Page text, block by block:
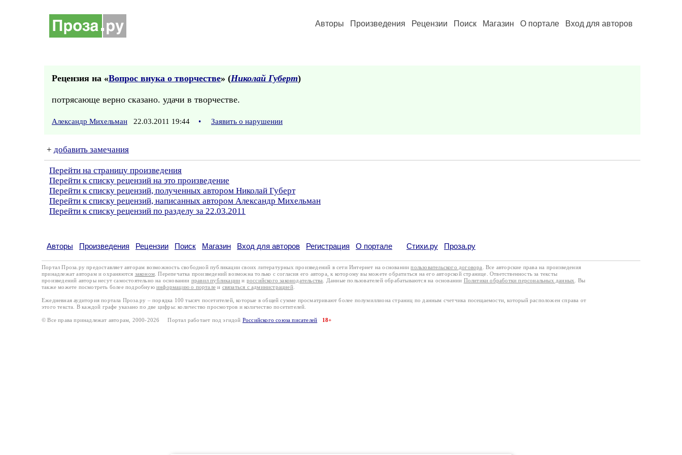
Авторы Произведения Рецензии Поиск Магазин О портале Вход для авторов
Рецензия на «Вопрос внука о творчестве» (Николай Губерт)
потрясающе верно сказано. удачи в творчестве.
Александр Михельман 22.03.2011 19:44 • Заявить о нарушении
+ добавить замечания
Перейти на страницу произведения
Перейти к списку рецензий на это произведение
Перейти к списку рецензий, полученных автором Николай Губерт
Перейти к списку рецензий, написанных автором Александр Михельман
Перейти к списку рецензий по разделу за 22.03.2011
Авторы Произведения Рецензии Поиск Магазин Вход для авторов Регистрация О портале Стихи.ру Проза.ру
Портал Проза.ру предоставляет авторам возможность свободной публикации своих литературных произведений в сети Интернет на основаниипользовательского договора
. Все авторские права на произведения
принадлежат авторам и охраняются законом . Перепечатка произведений возможна только с согласия его автора, к которому вы можете обратиться на его авторской странице. Ответственность за тексты
произведений авторы несут самостоятельно на основании правил публикации и российского законодательства . Данные пользователей обрабатываются на основании Политики обработки персональных данных
. Вы
также можете посмотреть более подробную информацию о портале и связаться с администрацией.
Ежедневная аудитория портала Проза.ру – порядка 100 тысяч посетителей, которые в общей сумме просматривают более полумиллиона страниц по данным счетчика посещаемости, который расположен справа от
этого текста. В каждой графе указано по две цифры: количество просмотров и количество посетителей.
© Все права принадлежат авторам, 2000-2026 Портал работает под эгидой Российского союза писателей 18+